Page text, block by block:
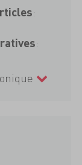
:
: